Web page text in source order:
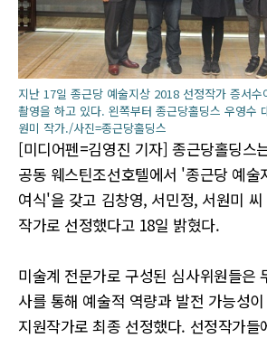
지난 17일 종근당 예술지상 2018 선정작가 증서
촬영을 하고 있다. 왼쪽부터 종근당홀딩스 우영수
원미 작가./사진=종근당홀딩스
[미디어펜=김영진 기자] 종근당홀딩스
공동 웨스틴조선호텔에서 '종근당 예술
여식'을 갖고 김창영, 서민정, 서원미
작가로 선정했다고 18일 밝혔다.
미술계 전문가로 구성된 심사위원들은
사를 통해 예술적 역량과 발전 가능성
지원작가로 최종 선정했다. 선정작가들